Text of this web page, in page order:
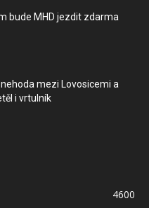
bude MHD jezdit zdarma
mezi Lovosicemi a
i vrtulník
4600